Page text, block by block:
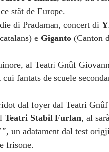
stât de Europe.
di Pradaman, concert di
e Giganto(Canton
al Teatri Gnûf
fantats de scuele
dal foyer dal Teatri Gnûf
Teatri Stabil Furlan, al
, un adatament dal test
frisone.